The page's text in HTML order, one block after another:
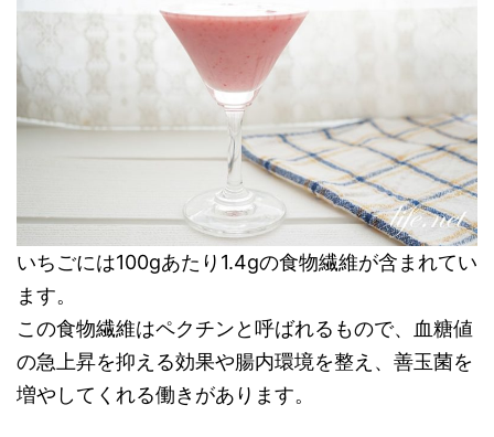
いちごには100gあたり1.4gの食物繊維が含まれてい
ます。
この食物繊維はペクチンと呼ばれるもので、血糖値
の急上昇を抑える効果や腸内環境を整え、善玉菌を
増やしてくれる働きがあります。